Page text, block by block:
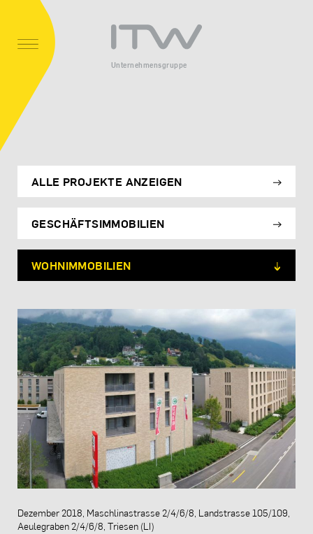
Unternehmensgruppe
ALLE PROJEKTE ANZEIGEN
GESCHÄFTSIMMOBILIEN
WOHNIMMOBILIEN
Dezember 2018, Maschlinastrasse 2/4/6/8, Landstrasse 105/109,
Aeulegraben 2/4/6/8, Triesen (LI)